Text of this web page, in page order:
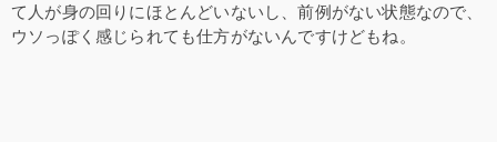
て人が身の回りにほとんどいないし、前例がない状態なので、
ウソっぽく感じられても仕方がないんですけどもね。